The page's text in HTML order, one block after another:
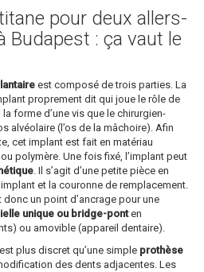
pour deux allers-
Budapest : ça vaut le
est composé de trois parties. La
proprement dit qui joue le rôle de
forme d’une vis que le chirurgien-
alvéolaire (l’os de la mâchoire). Afin
cet implant est fait en matériau
polymère. Une fois fixé, l’implant peut
. Il s’agit d’une petite pièce en
et la couronne de remplacement.
un point d’ancrage pour une
unique ou bridge-ponten
ou amovible (appareil dentaire).
plus discret qu’une simple prothèse
des dents adjacentes. Les